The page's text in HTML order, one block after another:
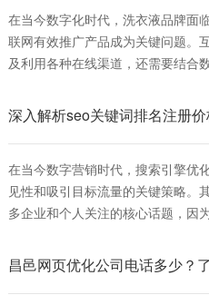
在当今数字化时代，洗衣液品牌面
联网有效推广产品成为关键问题。
及利用各种在线渠道，还需要结合
方法和实战技巧，帮助品牌在线上
么推广洗衣液的基础是建立一个强
在当今数字营销时代，搜索引擎优
见性和吸引目标流量的关键策略。
多企业和个人关注的核心话题，因
并提升其在搜索引擎结果页面（
些费用可能包括服务注册费、